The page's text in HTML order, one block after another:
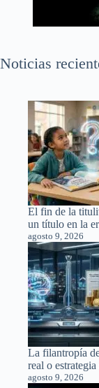
Noticias
El fin de la
un título en la
agosto 9, 2026
La filantropía
real o
agosto 9, 2026